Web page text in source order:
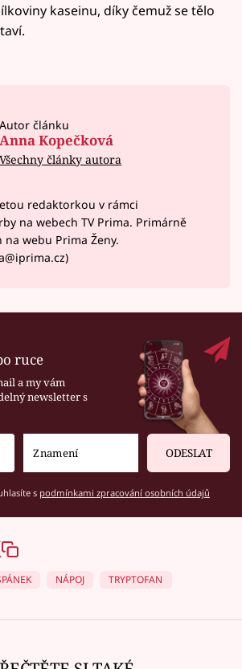
kaseinu, díky čemuž se tělo
Autor článku
Anna Kopečková
Všechny články autora
redaktorkou v rámci
na webech TV Prima. Primárně
na webu Prima Ženy.
ruce
a my vám
newsletter s
ODESLAT
s podmínkami zpracování osobních údajů
NÁPOJ TRYPTOFAN